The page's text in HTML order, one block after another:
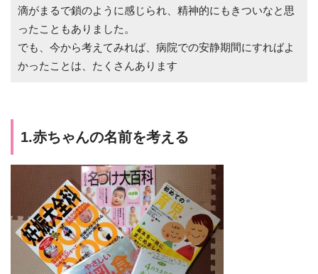
滴がまるで鎖のように感じられ、精神的にもきついなと思
ったこともありました。
でも、今から考えてみれば、病院での安静期間にすればよ
かったことは、たくさんあります
1.赤ちゃんの名前を考える